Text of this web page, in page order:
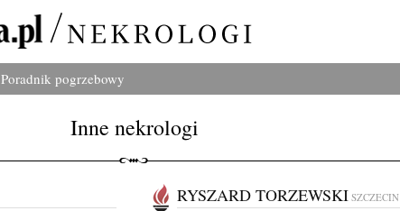
Poradnik pogrzebowy
Inne nekrologi
RYSZARD TORZEWSKI SZCZECIN